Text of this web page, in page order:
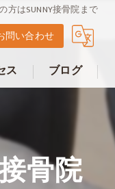
はSUNNY接骨院まで
問い合わせ
ス
骨院
ブログ
骨院